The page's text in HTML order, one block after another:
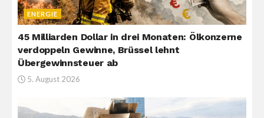
ENERGIE
45 Milliarden Dollar in drei Monaten: Ölkonzerne
verdoppeln Gewinne, Brüssel lehnt
Übergewinnsteuer ab
5. August 2026